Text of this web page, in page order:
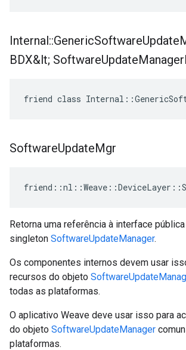
Internal::GenericSoftwareUpdate
BDX&lt; SoftwareUpdateManager
friend class
SoftwareUpdateMgr
Retorna uma referência à interface
singleton SoftwareUpdateManager.
Os componentes internos devem usar
recursos do objeto
todas as plataformas.
O aplicativo Weave deve usar isso para
do objeto SoftwareUpdateManager
plataformas.